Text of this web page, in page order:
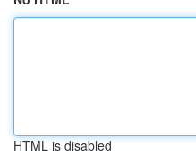
HTML is disabled